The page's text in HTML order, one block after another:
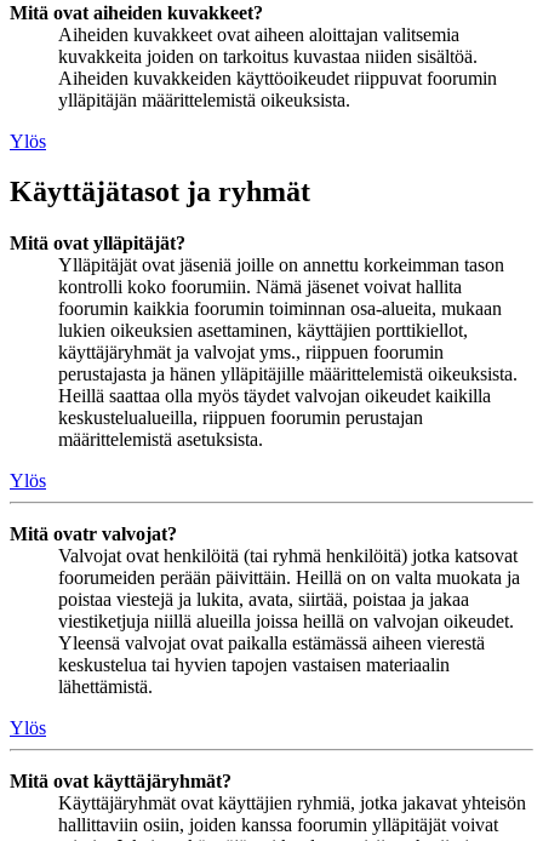
Mitä ovat aiheiden kuvakkeet?
Aiheiden kuvakkeet ovat aiheen aloittajan valitsemia
kuvakkeita joiden on tarkoitus kuvastaa niiden sisältöä.
Aiheiden kuvakkeiden käyttöoikeudet riippuvat foorumin
ylläpitäjän määrittelemistä oikeuksista.
Ylös
Käyttäjätasot ja ryhmät
Mitä ovat ylläpitäjät?
Ylläpitäjät ovat jäseniä joille on annettu korkeimman tason
kontrolli koko foorumiin. Nämä jäsenet voivat hallita
foorumin kaikkia foorumin toiminnan osa-alueita, mukaan
lukien oikeuksien asettaminen, käyttäjien porttikiellot,
käyttäjäryhmät ja valvojat yms., riippuen foorumin
perustajasta ja hänen ylläpitäjille määrittelemistä oikeuksista.
Heillä saattaa olla myös täydet valvojan oikeudet kaikilla
keskustelualueilla, riippuen foorumin perustajan
määrittelemistä asetuksista.
Ylös
Mitä ovatr valvojat?
Valvojat ovat henkilöitä (tai ryhmä henkilöitä) jotka katsovat
foorumeiden perään päivittäin. Heillä on on valta muokata ja
poistaa viestejä ja lukita, avata, siirtää, poistaa ja jakaa
viestiketjuja niillä alueilla joissa heillä on valvojan oikeudet.
Yleensä valvojat ovat paikalla estämässä aiheen vierestä
keskustelua tai hyvien tapojen vastaisen materiaalin
lähettämistä.
Ylös
Mitä ovat käyttäjäryhmät?
Käyttäjäryhmät ovat käyttäjien ryhmiä, jotka jakavat yhteisön
hallittaviin osiin, joiden kanssa foorumin ylläpitäjät voivat